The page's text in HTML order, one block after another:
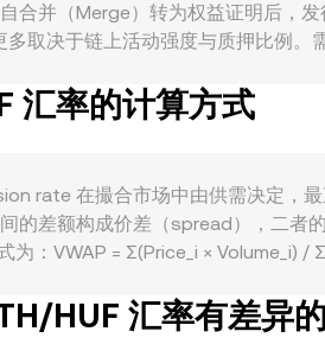
合并（Merge）转为权益证明后，
多取决于链上活动强度与质押比例。
过资金流向影响 ETH/HUF 的
要求，均可能引发定价的快速调整。
汇率的计算方式
rate 在撮合市场中由供需决定，
的差额构成价差（spread），二者
为：VWAP = Σ(Price_i × Volume_i)
的定价遵循 x × y = k 的恒定乘积
rate。
HUF 汇率有差异